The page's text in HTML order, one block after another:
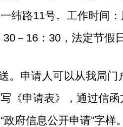
纬路11号。工作时间
30－16：30，法定节假
。申请人可以从我局
《申请表》，通过信
政府信息公开申请”字